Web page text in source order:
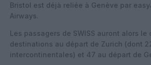
Bristol est déjà reliée à Genève par
Airways.
Les passagers de SWISS auront alors le
destinations au départ de Zurich (dont
intercontinentales) et 47 au départ de